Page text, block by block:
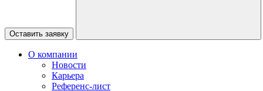
Оставить заявку
О компании
Новости
Карьера
Референс-лист